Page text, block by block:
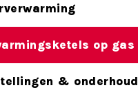
op gas
& onderhoud